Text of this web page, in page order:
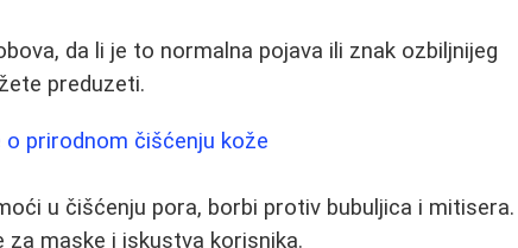
da li je to normalna pojava ili znak ozbiljnijeg
preduzeti.
prirodnom čišćenju kože
u čišćenju pora, borbi protiv bubuljica i mitisera.
maske i iskustva korisnika.